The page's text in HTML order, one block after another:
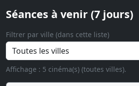
Séances à venir (7 jours)
Filtrer par ville (dans cette liste)
Affichage : 5 cinéma(s) (toutes villes).